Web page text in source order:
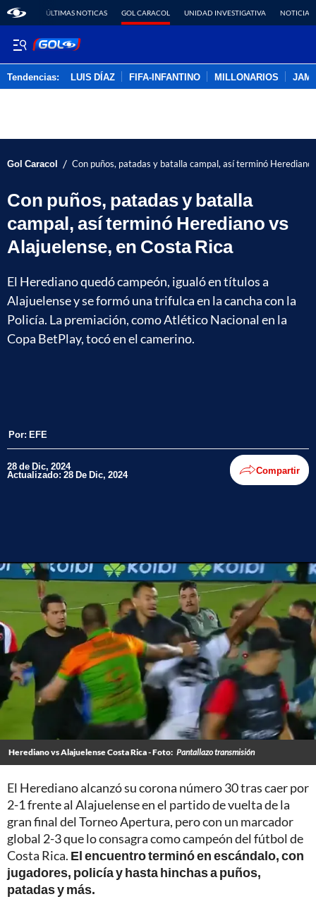
ÚLTIMAS NOTICAS GOL CARACOL UNIDAD INVESTIGATIVA NOTICIAS
Tendencias: LUIS DÍAZ FIFA-INFANTINO MILLONARIOS
Gol Caracol / Con puños, patadas y batalla campal, así terminó Herediano
Con puños, patadas y batalla
campal, así terminó Herediano vs
Alajuelense, en Costa Rica
El Herediano quedó campeón, igualó en títulos a
Alajuelense y se formó una trifulca en la cancha con la
Policía. La premiación, como Atlético Nacional en la
Copa BetPlay, tocó en el camerino.
Por: EFE
28 de Dic, 2024
Actualizado: 28 De Dic, 2024 Compartir
Herediano vs Alajuelense Costa Rica - Foto: Pantallazo transmisión
El Herediano alcanzó su corona número 30 tras caer por
2-1 frente al Alajuelense en el partido de vuelta de la
gran final del Torneo Apertura, pero con un marcador
global 2-3 que lo consagra como campeón del fútbol de
Costa Rica. El encuentro terminó en escándalo, con
jugadores, policía y hasta hinchas a puños,
patadas y más.